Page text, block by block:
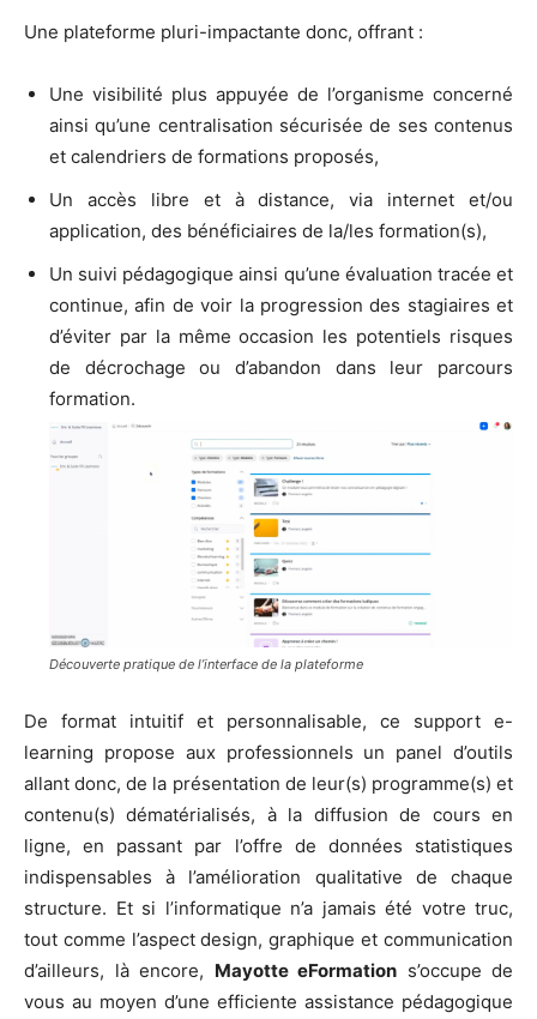
Une plateforme pluri-impactante donc, offrant :
Une visibilité plus appuyée de l’organisme concerné
ainsi qu’une centralisation sécurisée de ses contenus
et calendriers de formations proposés,
Un accès libre et à distance, via internet et/ou
application, des bénéficiaires de la/les formation(s),
Un suivi pédagogique ainsi qu’une évaluation tracée et
continue, afin de voir la progression des stagiaires et
d’éviter par la même occasion les potentiels risques
de décrochage ou d’abandon dans leur parcours
formation.
Découverte pratique de l’interface de la plateforme
De format intuitif et personnalisable, ce support e-
learning propose aux professionnels un panel d’outils
allant donc, de la présentation de leur(s) programme(s) et
contenu(s) dématérialisés, à la diffusion de cours en
ligne, en passant par l’offre de données statistiques
indispensables à l’amélioration qualitative de chaque
structure. Et si l’informatique n’a jamais été votre truc,
tout comme l’aspect design, graphique et communication
d’ailleurs, là encore, Mayotte eFormation s’occupe de
vous au moyen d’une efficiente assistance pédagogique